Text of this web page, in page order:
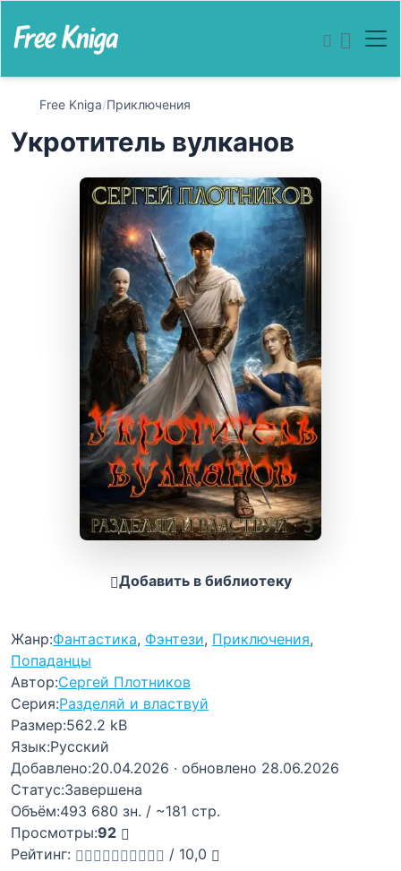
Free Kniga/Приключения
Укротитель вулканов
Добавить в библиотеку
Жанр:Фантастика, Фэнтези, Приключения,
Попаданцы
Автор:Сергей Плотников
Серия:Разделяй и властвуй
Размер:562.2 kB
Язык:Русский
Добавлено:20.04.2026 · обновлено 28.06.2026
Статус:Завершена
Объём:493 680 зн. / ~181 стр.
Просмотры:92
Рейтинг:
/ 10,0